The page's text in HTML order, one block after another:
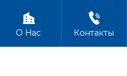
Машиностроение

О Hас

Контакты